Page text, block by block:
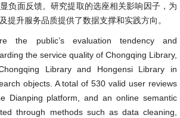
负面反馈。研究提取的选座相关影响因子，为
提升服务品质提供了数据支撑和实践方向。
the public’s evaluation tendency and
the service quality of Chongqing Library,
Library and Hongensi Library in
objects. A total of 530 valid user reviews
Dianping platform, and an online semantic
through methods such as data cleaning,